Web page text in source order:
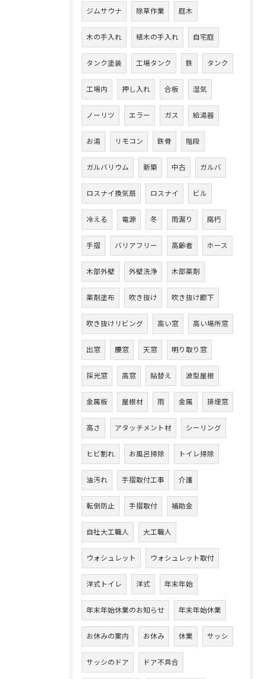
ジムサウナ 除草作業 庭木
木の手入れ 植木の手入れ 自宅庭
タンク塗装 工場タンク 鉄 タンク
工場内 押し入れ 合板 湿気
ノーリツ エラー ガス 給湯器
お湯 リモコン 鉄骨 階段
ガルバリウム 新築 中古 ガルバ
ロスナイ換気扇 ロスナイ ビル
冷える 電源 冬 雨漏り 腐朽
手摺 バリアフリー 高齢者 ホース
木部外壁 外壁洗浄 木部薬剤
薬剤塗布 吹き抜け 吹き抜け廊下
吹き抜けリビング 高い窓 高い場所窓
出窓 腰窓 天窓 明り取り窓
採光窓 高窓 貼替え 波型屋根
金属板 屋根材 雨 金属 排煙窓
高さ アタッチメント材 シーリング
ヒビ割れ お風呂掃除 トイレ掃除
油汚れ 手摺取付工事 介護
転倒防止 手摺取付 補助金
自社大工職人 大工職人
ウォシュレット ウォシュレット取付
洋式トイレ 洋式 年末年始
年末年始休業のお知らせ 年末年始休業
お休みの案内 お休み 休業 サッシ
サッシのドア ドア不具合